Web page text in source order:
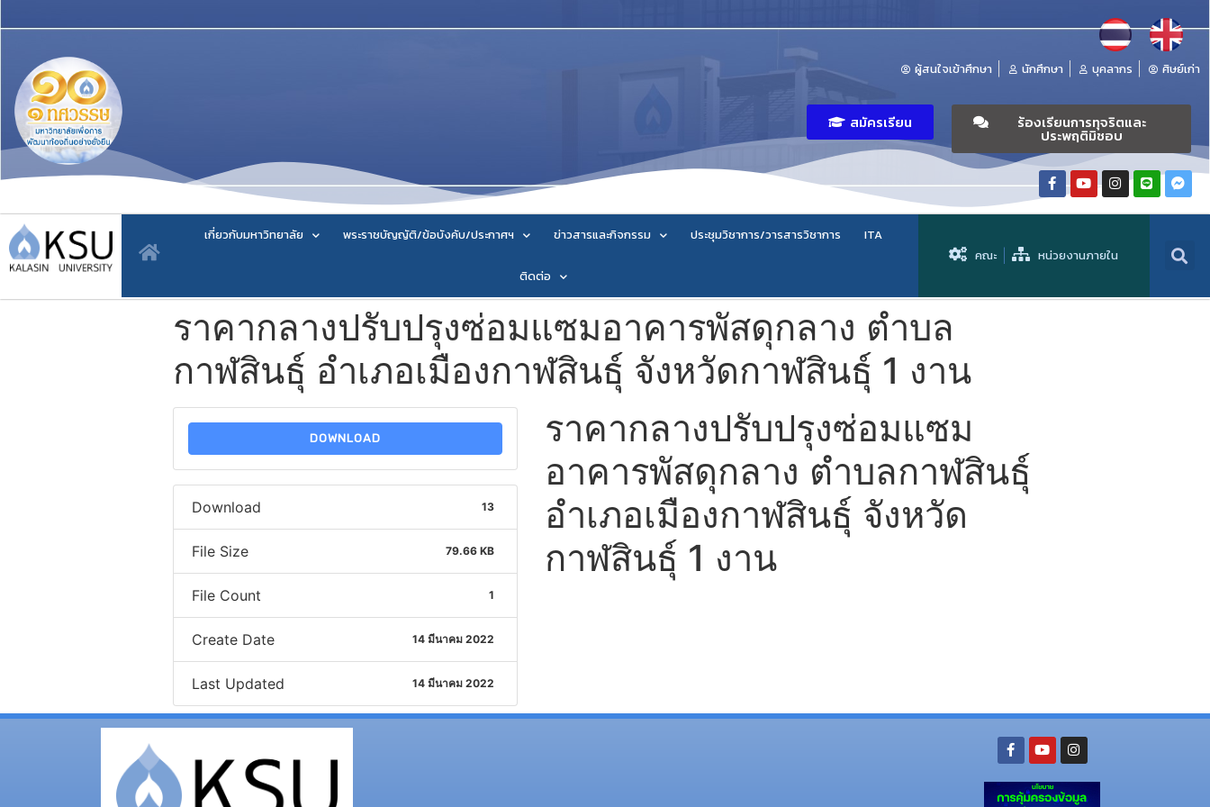
ผู้สนใจเข้าศึกษา นักศึกษา บุคลากร ศิษย์เก่า
สมัครเรียน ร้องเรียนการทุจริตและ
ประพฤติมิชอบ
เกี่ยวกับมหาวิทยาลัย พระราชบัญญัติ/ข้อบังคับ/ประกาศฯ ข่าวสารและกิจกรรม ประชุมวิชาการ/วารสารวิชาการ ITA
ติดต่อ
คณะ หน่วยงานภายใน
ราคากลางปรับปรุงซ่อมแซมอาคารพัสดุกลาง ตำบล
กาฬสินธุ์ อำเภอเมืองกาฬสินธุ์ จังหวัดกาฬสินธุ์ 1 งาน
DOWNLOAD
Download 13
File Size 79.66 KB
File Count 1
Create Date 14 มีนาคม 2022
Last Updated 14 มีนาคม 2022
ราคากลางปรับปรุงซ่อมแซม
อาคารพัสดุกลาง ตำบลกาฬสินธุ์
อำเภอเมืองกาฬสินธุ์ จังหวัด
กาฬสินธุ์ 1 งาน